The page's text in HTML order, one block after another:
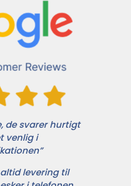
de svarer hurtigt
venlig i
levering til